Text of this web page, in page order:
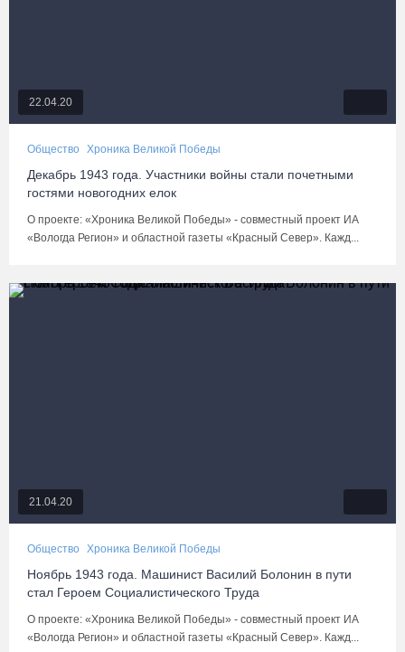
22.04.20
Общество Хроника Великой Победы
Декабрь 1943 года. Участники войны стали почетными
гостями новогодних елок
О проекте: «Хроника Великой Победы» - совместный проект ИА
«Вологда Регион» и областной газеты «Красный Север». Кажд...
21.04.20
Общество Хроника Великой Победы
Ноябрь 1943 года. Машинист Василий Болонин в пути
стал Героем Социалистического Труда
О проекте: «Хроника Великой Победы» - совместный проект ИА
«Вологда Регион» и областной газеты «Красный Север». Кажд...